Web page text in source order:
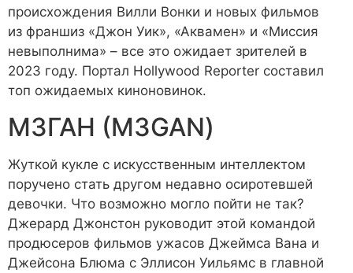
происхождения Вилли Вонки и новых фильмов
из франшиз «Джон Уик», «Аквамен» и «Миссия
невыполнима» – все это ожидает зрителей в
2023 году. Портал Hollywood Reporter составил
топ ожидаемых киноновинок.
М3ГАН (M3GAN)
Жуткой кукле с искусственным интеллектом
поручено стать другом недавно осиротевшей
девочки. Что возможно могло пойти не так?
Джерард Джонстон руководит этой командой
продюсеров фильмов ужасов Джеймса Вана и
Джейсона Блюма с Эллисон Уильямс в главной